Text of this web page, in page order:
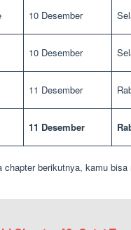
10 Desember
10 Desember
11 Desember
11 Desember
chapter berikutnya, kamu